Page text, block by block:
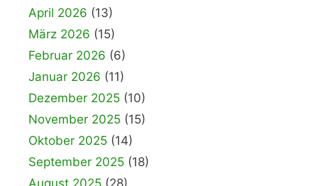
April 2026 (13)
März 2026 (15)
Februar 2026 (6)
Januar 2026 (11)
Dezember 2025 (10)
November 2025 (15)
Oktober 2025 (14)
September 2025 (18)